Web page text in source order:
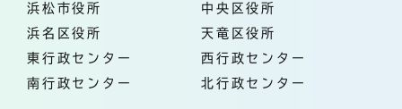
浜松市役所
中央区役所
浜名区役所
天竜区役所
東行政センター
西行政センター
南行政センター
北行政センター